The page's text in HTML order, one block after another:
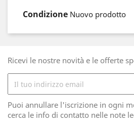
Condizione Nuovo prodotto
Ricevi le nostre novità e le offerte
Puoi annullare l'iscrizione in ogni
cerca le info di contatto nelle note